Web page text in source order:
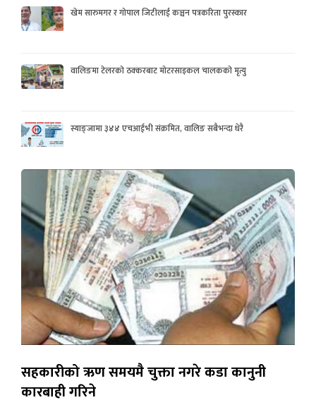
खेम सारुमगर र गोपाल जिटीलाई कञ्चन पत्रकरिता पुरस्कार
वालिङमा टेलरको ठक्करबाट मोटरसाइकल चालकको मृत्यु
स्याङ्जामा ३४४ एचआईभी संक्रमित, वालिङ सबैभन्दा धेरै
सहकारीको ऋण समयमै चुक्ता नगरे कडा कानुनी
कारबाही गरिने